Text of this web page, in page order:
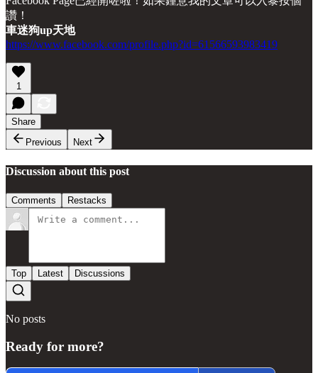
讚！
車迷狗up天地
https://www.facebook.com/profile.php?id=61566593983419
1
Share
Previous
Next
Discussion about this post
Comments Restacks
Top Latest Discussions
No posts
Ready for more?